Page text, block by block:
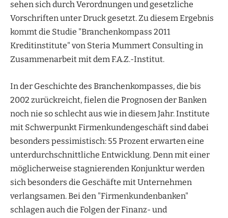
sehen sich durch Verordnungen und gesetzliche
Vorschriften unter Druck gesetzt. Zu diesem Ergebnis
kommt die Studie "Branchenkompass 2011
Kreditinstitute" von Steria Mummert Consulting in
Zusammenarbeit mit dem F.A.Z.-Institut.
In der Geschichte des Branchenkompasses, die bis
2002 zurückreicht, fielen die Prognosen der Banken
noch nie so schlecht aus wie in diesem Jahr. Institute
mit Schwerpunkt Firmenkundengeschäft sind dabei
besonders pessimistisch: 55 Prozent erwarten eine
unterdurchschnittliche Entwicklung. Denn mit einer
möglicherweise stagnierenden Konjunktur werden
sich besonders die Geschäfte mit Unternehmen
verlangsamen. Bei den "Firmenkundenbanken"
schlagen auch die Folgen der Finanz- und